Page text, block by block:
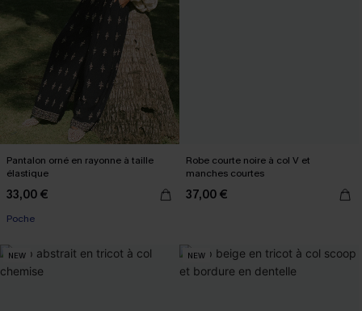
Pantalon orné en rayonne à taille
élastique
33,00 €
Poche
Robe courte noire à col V et
manches courtes
37,00 €
NEW NEW